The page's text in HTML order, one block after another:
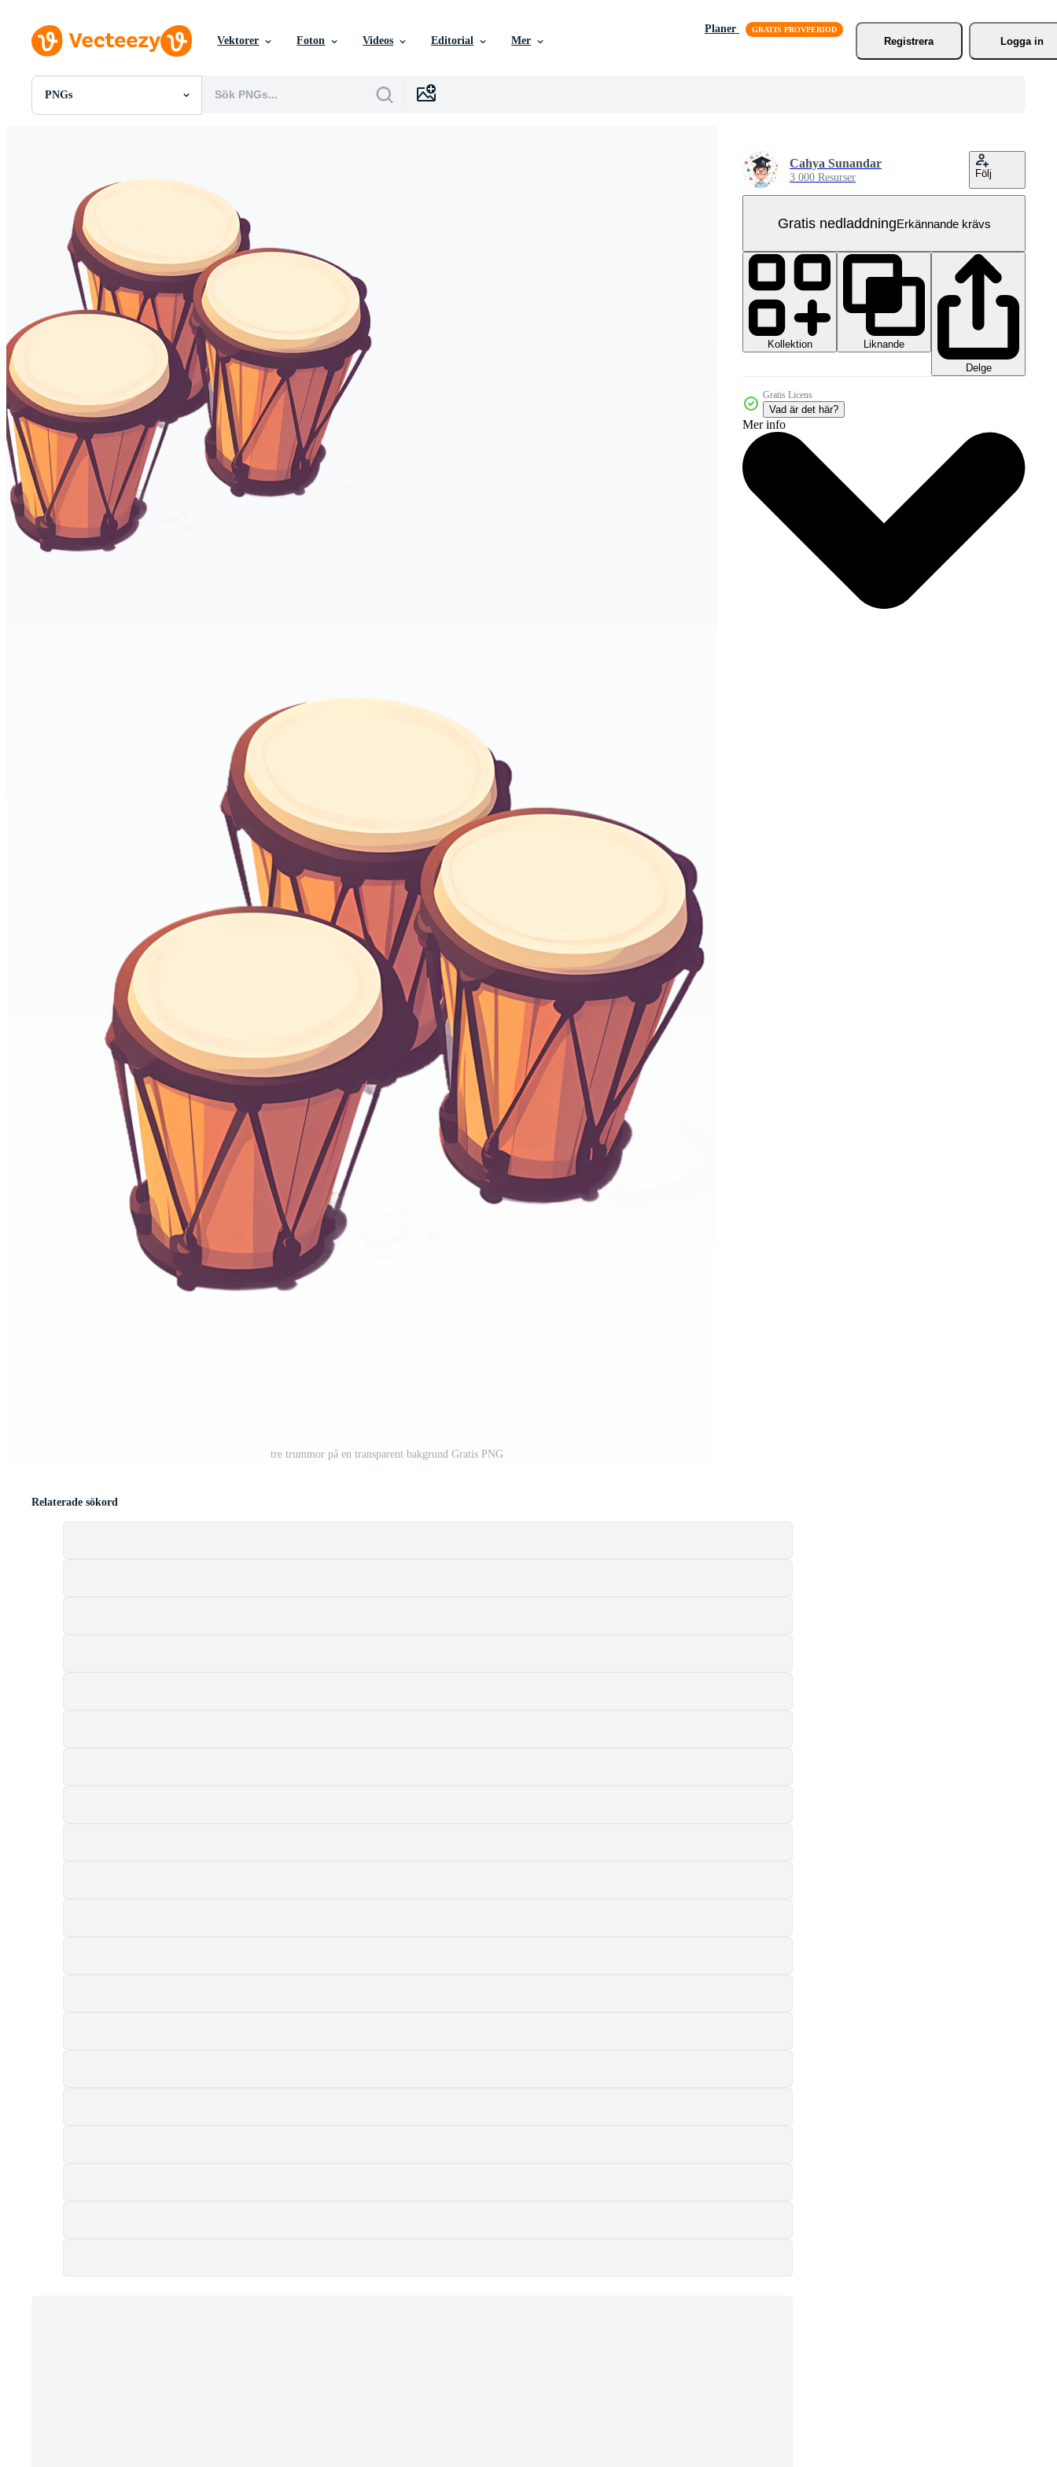
Vektorer Foton Videos Editorial Mer
Planer
Registrera
Logga in
PNGs
Alla Bilder
Mallar
Vektorer
Videor
Rörlig grafik
Redaktionella Bilder
Redaktionella Evenemang
tre trummor på en transparent bakgrund Gratis PNG
Cahya Sunandar
3 000 Resurser Följ
Gratis nedladdningErkännande krävs
Kollektion
Liknande
Delge
Gratis Licens
Vad är det här?
Mer info
Relaterade sökord